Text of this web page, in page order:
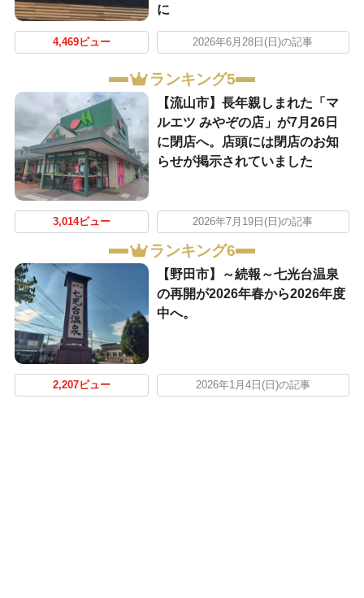
に
4,469ビュー 2026年6月28日(日)の記事
ランキング5
【流山市】長年親しまれた「マ
ルエツ みやぞの店」が7月26日
に閉店へ。店頭には閉店のお知
らせが掲示されていました
3,014ビュー 2026年7月19日(日)の記事
ランキング6
【野田市】～続報～七光台温泉
の再開が2026年春から2026年度
中へ。
2,207ビュー 2026年1月4日(日)の記事